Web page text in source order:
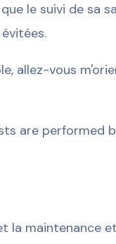
le suivi de sa
allez-vous
are performed
la maintenance